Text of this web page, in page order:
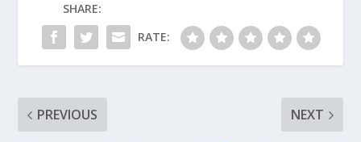
SHARE:
RATE:
PREVIOUS NEXT